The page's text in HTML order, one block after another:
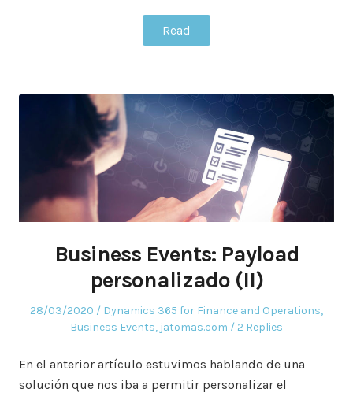
Read
Business Events: Payload
personalizado (II)
Posted
28/03/2020
Posted
in
Dynamics 365 for Finance and Operations,
Business Events, jatomas.com 2 Replies
En el anterior artículo estuvimos hablando de una
solución que nos iba a permitir personalizar el